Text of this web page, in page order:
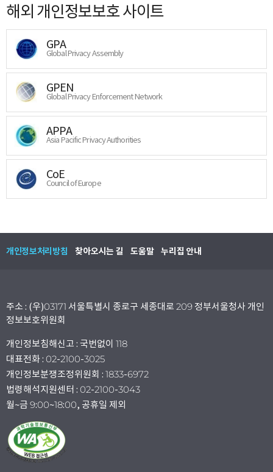
해외 개인정보보호 사이트
GPA
Global Privacy Assembly
GPEN
Global Privacy Enforcement Network
APPA
Asia Pacific Privacy Authorities
CoE
Council of Europe
개인정보처리방침 찾아오시는 길 도움말 누리집 안내
주소 : (우)03171 서울특별시 종로구 세종대로 209 정부서울청사 개인
정보보호위원회
개인정보침해신고 : 국번없이 118
대표전화 : 02-2100-3025
개인정보분쟁조정위원회 : 1833-6972
법령해석지원센터 : 02-2100-3043
월~금 9:00~18:00, 공휴일 제외